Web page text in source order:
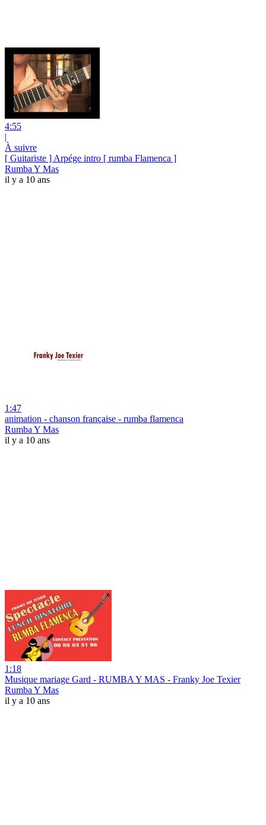
4:55
|
À suivre
[ Guitariste ] Arpége intro [ rumba Flamenca ]
Rumba Y Mas
il y a 10 ans
1:47
animation - chanson française - rumba flamenca
Rumba Y Mas
il y a 10 ans
1:18
Musique mariage Gard - RUMBA Y MAS - Franky Joe Texier
Rumba Y Mas
il y a 10 ans